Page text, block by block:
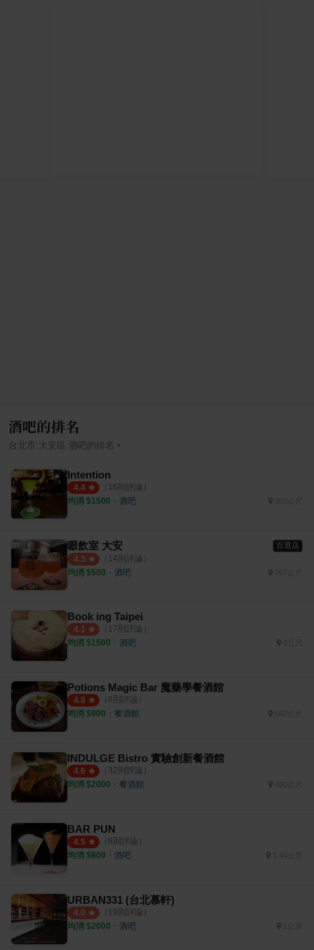
酒吧的排名
台北市 大安區 酒吧的排名 ›
Intention
4.4 （ 16則評論）
均消 $1500 ・ 酒吧
啜飲室 大安 百選店
4.3 （ 14則評論）
均消 $500 ・ 酒吧
Book ing Taipei
4.1 （ 17則評論）
均消 $1500 ・ 酒吧
Potions Magic Bar 魔藥學餐酒館
4.8 （ 6則評論）
均消 $900 ・ 餐酒館
INDULGE Bistro 實驗創新餐酒館
4.6 （ 32則評論）
均消 $2000 ・ 餐酒館
BAR PUN
4.5 （ 8則評論）
均消 $800 ・ 酒吧
URBAN331 (台北慕軒)
4.0 （ 19則評論）
均消 $2000 ・ 酒吧